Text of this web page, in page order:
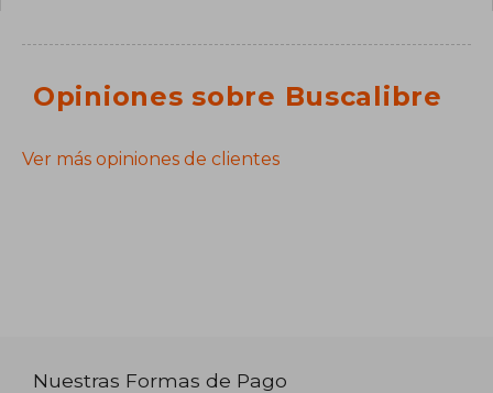
Opiniones sobre Buscalibre
Ver más opiniones de clientes
Nuestras Formas de Pago